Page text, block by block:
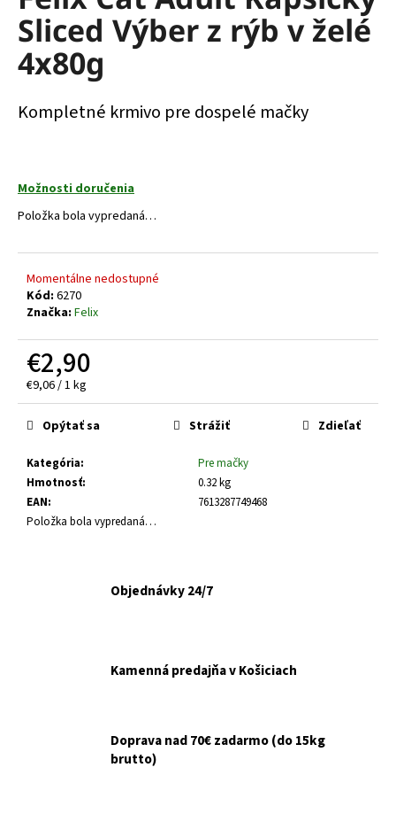
0,0
z
hviezdičiek.
Sliced Výber z rýb v želé
4x80g
Kompletné krmivo pre dospelé mačky
Možnosti doručenia
Položka bola vypredaná…
Momentálne nedostupné
Kód: 6270
Značka: Felix
€2,90
Jednotková
cena:
€9,06 / 1 kg
Kategória:
Pre mačky
Hmotnosť:
0.32 kg
EAN:
7613287749468
Položka bola vypredaná…
Opýtať sa Strážiť Zdieľať
Objednávky 24/7
Kamenná predajňa v Košiciach
Doprava nad 70€ zadarmo (do 15kg
brutto)
á
j
s
?
O
d
p
o
ú
č
a
e
ŠKRABADLO
RELAX